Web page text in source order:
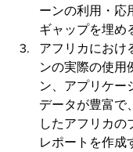
ーンの利用・応
ギャップを埋め
アフリカにおけ
ンの実際の使用
ン、アプリケー
データが豊富で
したアフリカの
レポートを作成